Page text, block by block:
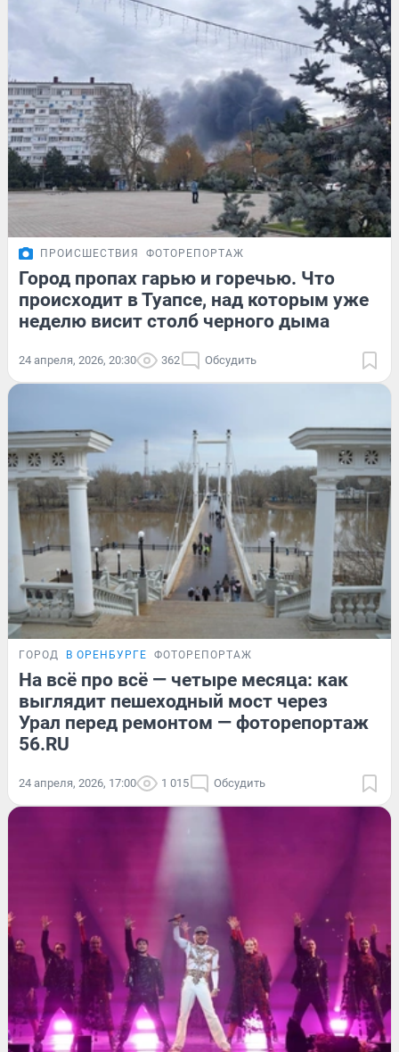
ПРОИСШЕСТВИЯ ФОТОРЕПОРТАЖ
Город пропах гарью и горечью. Что
происходит в Туапсе, над которым уже
неделю висит столб черного дыма
24 апреля, 2026, 20:30 362 Обсудить
ГОРОД В ОРЕНБУРГЕ ФОТОРЕПОРТАЖ
На всё про всё — четыре месяца: как
выглядит пешеходный мост через
Урал перед ремонтом — фоторепортаж
56.RU
24 апреля, 2026, 17:00 1 015 Обсудить